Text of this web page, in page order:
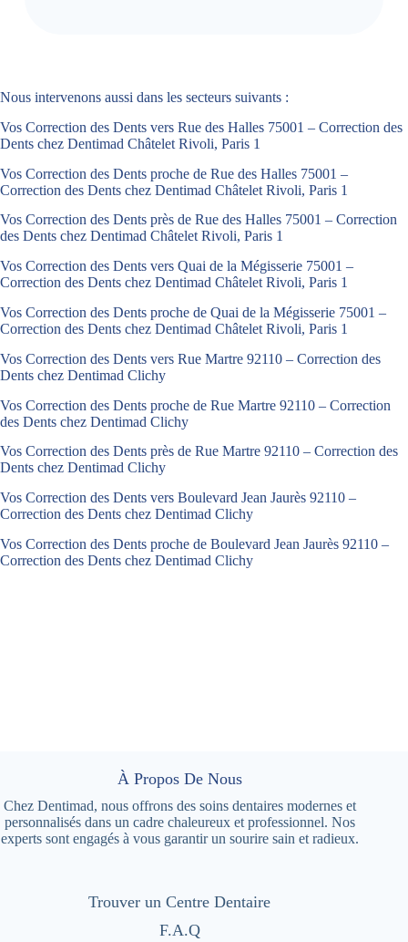
Nous intervenons aussi dans les secteurs suivants :
Vos Correction des Dents vers Rue des Halles 75001 – Correction des
Dents chez Dentimad Châtelet Rivoli, Paris 1
Vos Correction des Dents proche de Rue des Halles 75001 –
Correction des Dents chez Dentimad Châtelet Rivoli, Paris 1
Vos Correction des Dents près de Rue des Halles 75001 – Correction
des Dents chez Dentimad Châtelet Rivoli, Paris 1
Vos Correction des Dents vers Quai de la Mégisserie 75001 –
Correction des Dents chez Dentimad Châtelet Rivoli, Paris 1
Vos Correction des Dents proche de Quai de la Mégisserie 75001 –
Correction des Dents chez Dentimad Châtelet Rivoli, Paris 1
Vos Correction des Dents vers Rue Martre 92110 – Correction des
Dents chez Dentimad Clichy
Vos Correction des Dents proche de Rue Martre 92110 – Correction
des Dents chez Dentimad Clichy
Vos Correction des Dents près de Rue Martre 92110 – Correction des
Dents chez Dentimad Clichy
Vos Correction des Dents vers Boulevard Jean Jaurès 92110 –
Correction des Dents chez Dentimad Clichy
Vos Correction des Dents proche de Boulevard Jean Jaurès 92110 –
Correction des Dents chez Dentimad Clichy
À Propos De Nous
Chez Dentimad, nous offrons des soins dentaires modernes et
personnalisés dans un cadre chaleureux et professionnel. Nos
experts sont engagés à vous garantir un sourire sain et radieux.
Trouver un Centre Dentaire
F.A.Q